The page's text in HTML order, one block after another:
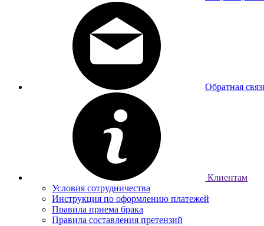
Обратная
Клиентам
Условия сотрудничества
Инструкция по оформлению платежей
Правила приема брака
Правила составления претензий